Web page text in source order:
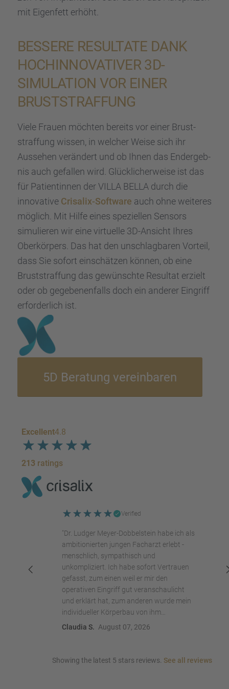
mit Eigen­fett erhöht.
BESSERE RESUL­TATE DANK
HOCHIN­NO­VA­TI­VER 3D-
SIMULA­TION VOR EINER
BRUST­STRAF­FUNG
Viele Frauen möchten bereits vor einer Brust­
straf­fung wissen, in welcher Weise sich ihr
Ausse­hen verän­dert und ob Ihnen das Endergeb­
nis auch gefal­len wird. Glück­li­cher­weise ist das
für Patien­tin­nen der VILLA BELLA durch die
innova­tive Crisa­lix-Software auch ohne weite­res
möglich. Mit Hilfe eines spezi­el­len Sensors
simulie­ren wir eine virtu­elle 3D-Ansicht Ihres
Oberkör­pers. Das hat den unschlag­ba­ren Vorteil,
dass Sie sofort einschät­zen können, ob eine
Brust­straf­fung das gewünschte Resul­tat erzielt
oder ob gegebe­nen­falls doch ein anderer Eingriff
erfor­der­lich ist.
5D Beratung verein­ba­ren
Excellent4.8
213 ratings
Verified
"Dr. Ludger Meyer-Dobbelstein habe ich als
ambitionierten jungen Facharzt erlebt -
menschlich, sympathisch und
unkompliziert. Ich habe sofort Vertrauen
gefasst, zum einen weil er mir den
operativen Eingriff gut veranschaulicht
und erklärt hat, zum anderen wurde mein
individueller Körperbau von ihm
berücksichtigt, sodass ich zuversichtlich
Statur passt. Es hat mich große
Claudia S. August 07, 2026
Showing the latest 5 stars reviews. See all reviews